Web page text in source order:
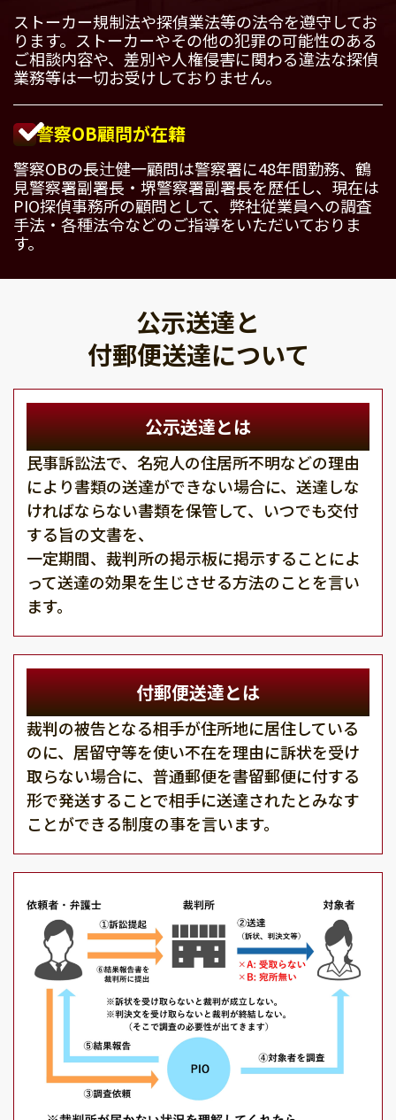
ストーカー規制法や探偵業法等の法令を遵守してお
ります。ストーカーやその他の犯罪の可能性のある
ご相談内容や、差別や人権侵害に関わる違法な探偵
業務等は一切お受けしておりません。
警察OB顧問が在籍
警察OBの長辻健一顧問は警察署に48年間勤務、鶴
見警察署副署長・堺警察署副署長を歴任し、現在は
PIO探偵事務所の顧問として、弊社従業員への調査
手法・各種法令などのご指導をいただいておりま
す。
公示送達と
付郵便送達について
公示送達とは
民事訴訟法で、名宛人の住居所不明などの理由
により書類の送達ができない場合に、送達しな
ければならない書類を保管して、いつでも交付
する旨の文書を、
一定期間、裁判所の掲示板に掲示することによ
って送達の効果を生じさせる方法のことを言い
ます。
付郵便送達とは
裁判の被告となる相手が住所地に居住している
のに、居留守等を使い不在を理由に訴状を受け
取らない場合に、普通郵便を書留郵便に付する
形で発送することで相手に送達されたとみなす
ことができる制度の事を言います。